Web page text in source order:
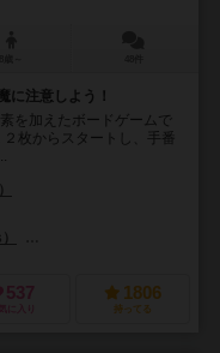
に注意しよう！
を加えたボードゲームで
枚からスタートし、手番
537
に入り
1806
持ってる